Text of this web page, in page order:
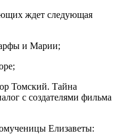
ждет следующая
и Марии;
Томский. Тайна
с создателями фильма
Елизаветы: